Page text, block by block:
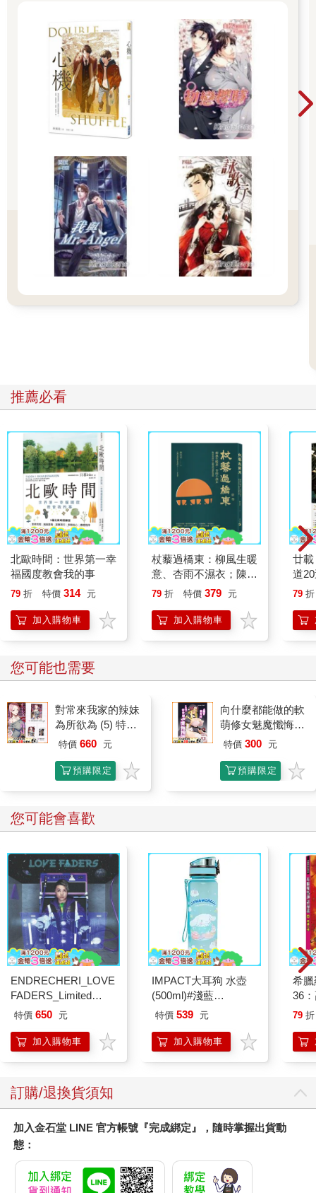
推薦必看
北歐時間：世界第一幸
福國度教會我的事
79 折 特價 314 元
加入購物車
杖藜過橋東：柳風生暖
意、杏雨不濕衣；陳亮
恭談以心轉境的適齡漫
79 折 特價 379 元
加入購物車
廿
道
79 折
您可能也需要
對常來我家的辣妹
為所欲為 (5) 特裝
版
特價 660 元
預購限定
向什麼都能做的軟
萌修女魅魔懺悔榨
精
特價 300 元
預購限定
您可能會喜歡
ENDRECHERI_LOVE
FADERS_Limited
Edition B（CD＋
特價 650 元
加入購物車
IMPACT大耳狗 水壺
(500ml)#淺藍
IMCMB01LB
特價 539 元
加入購物車
希
36
79 折
訂購/退換貨須知
加入金石堂 LINE 官方帳號『完成綁定』，隨時掌握出貨動
態：